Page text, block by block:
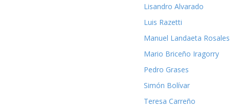
Lisandro Alvarado
Luis Razetti
Manuel Landaeta Rosales
Mario Briceño Iragorry
Pedro Grases
Simón Bolívar
Teresa Carreño